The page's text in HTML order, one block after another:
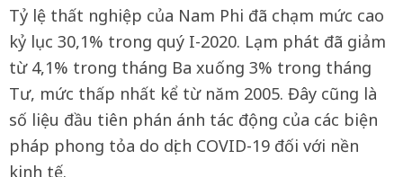
Tỷ lệ thất nghiệp của Nam Phi đã chạm mức cao
kỷ lục 30,1% trong quý I-2020. Lạm phát đã giảm
từ 4,1% trong tháng Ba xuống 3% trong tháng
Tư, mức thấp nhất kể từ năm 2005. Đây cũng là
số liệu đầu tiên phán ánh tác động của các biện
pháp phong tỏa do dịch COVID-19 đối với nền
kinh tế.